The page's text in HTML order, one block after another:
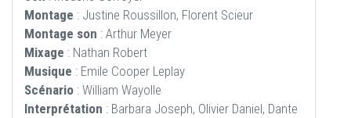
Montage : Justine Roussillon, Florent Scieur
Montage son : Arthur Meyer
Mixage : Nathan Robert
Musique : Emile Cooper Leplay
Scénario : William Wayolle
Interprétation : Barbara Joseph, Olivier Daniel, Dante